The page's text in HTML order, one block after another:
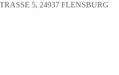
5, 24937 FLENSBURG